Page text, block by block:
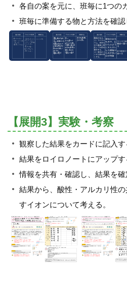
各自の案を元に、班毎に1つの
班毎に準備する物と方法を確認
【展開3】実験・考察
観察した結果をカードに記入す
結果をロイロノートにアップす
情報を共有・確認し、結果を確
結果から、酸性・アルカリ性
すイオンについて考える。